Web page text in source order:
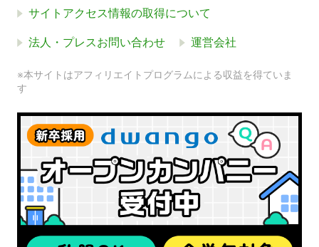
サイトアクセス情報の取得について
法人・プレスお問い合わせ 運営会社
※本サイトはアフィリエイトプログラムによる収益を得ていま
す